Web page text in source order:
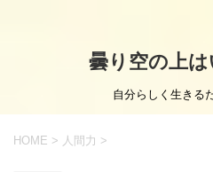
曇り空の上
自分らしく生きる
HOME > 人間力 >